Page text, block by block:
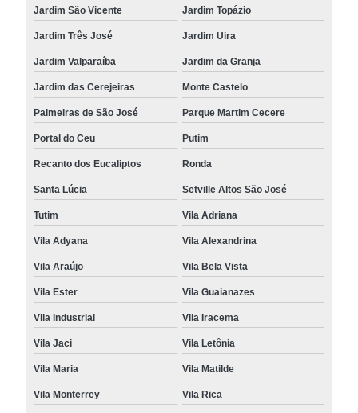
Jardim São Vicente Jardim Topázio
Jardim Três José Jardim Uira
Jardim Valparaíba Jardim da Granja
Jardim das Cerejeiras Monte Castelo
Palmeiras de São José Parque Martim Cecere
Portal do Ceu Putim
Recanto dos Eucaliptos Ronda
Santa Lúcia Setville Altos São José
Tutim Vila Adriana
Vila Adyana Vila Alexandrina
Vila Araújo Vila Bela Vista
Vila Ester Vila Guaianazes
Vila Industrial Vila Iracema
Vila Jaci Vila Letônia
Vila Maria Vila Matilde
Vila Monterrey Vila Rica